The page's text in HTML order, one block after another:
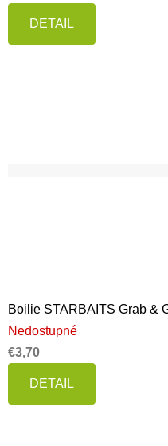
DETAIL
Boilie STARBAITS Grab &
Nedostupné
€3,70
DETAIL